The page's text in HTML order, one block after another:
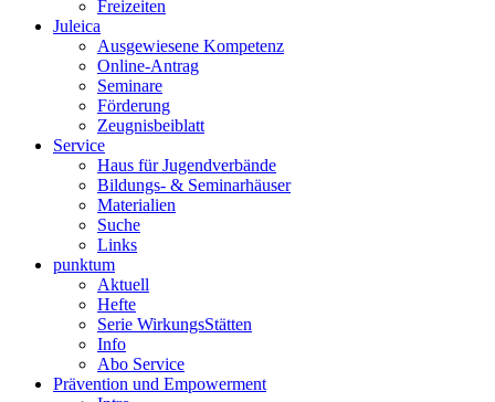
Freizeiten
Juleica
Ausgewiesene Kompetenz
Online-Antrag
Seminare
Förderung
Zeugnisbeiblatt
Service
Haus für Jugendverbände
Bildungs- & Seminarhäuser
Materialien
Suche
Links
punktum
Aktuell
Hefte
Serie WirkungsStätten
Info
Abo Service
Prävention und Empowerment